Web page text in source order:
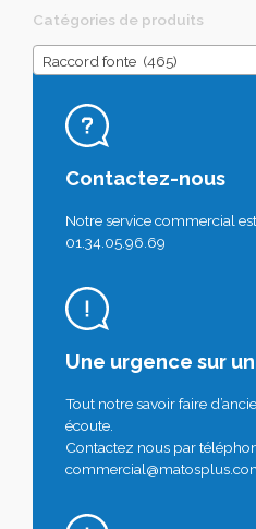
Catégories de produits
Raccord fonte (465)
Contactez-nous
Notre service commercial
01.34.05.96.69
Une urgence sur
Tout notre savoir faire
écoute.
Contactez nous par